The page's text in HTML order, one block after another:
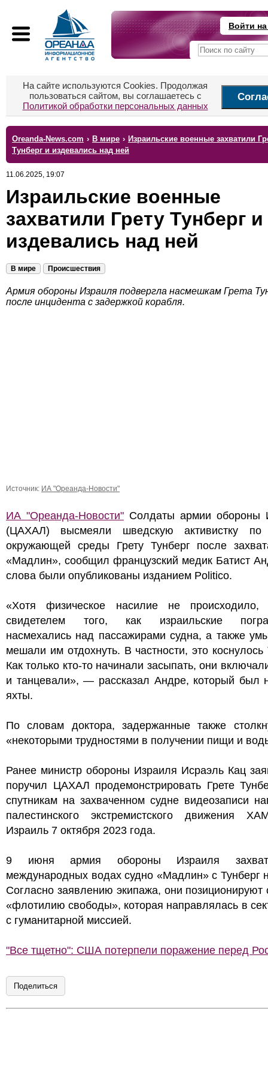
Войти
На сайте используются Cookies. Продолжая
пользоваться сайтом, вы соглашаетесь с
Политикой обработки персональных данных
Oreanda-News.com › В мире › Израильские военные захватили
Тунберг и издевались над ней
11.06.2025, 19:07
Израильские военные
захватили Грету Тунберг и
издевались над ней
В мире Происшествия
Армия обороны Израиля подвергла насмешкам Грета
после инцидента с задержкой корабля.
Источник: ИА "Ореанда-Новости"
ИА "Ореанда-Новости" Солдаты армии обороны
(ЦАХАЛ) высмеяли шведскую активистку по
окружающей среды Грету Тунберг после
«Мадлин», сообщил французский медик Батист
слова были опубликованы изданием Politico.
«Хотя физическое насилие не
свидетелем того, как израильские
насмехались над пассажирами судна, а также
мешали им отдохнуть. В частности, это коснулось
Как только кто-то начинали засыпать, они
и танцевали», — рассказал Андре, который был
яхты.
По словам доктора, задержанные также
«некоторыми трудностями в получении пищи и
Ранее министр обороны Израиля Исраэль Кац
поручил ЦАХАЛ продемонстрировать Грете
спутникам на захваченном судне видеозаписи
палестинского экстремистского движения
Израиль 7 октября 2023 года.
9 июня армия обороны Израиля
международных водах судно «Мадлин» с Тунберг
Согласно заявлению экипажа, они позиционируют
«флотилию свободы», которая направлялась в
с гуманитарной миссией.
"Все тщетно": США потерпели поражение перед
Поделиться